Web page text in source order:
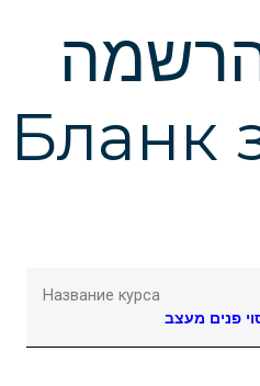
Бланк
Название курса
פנים מעצב
font_download Выделить ссылки